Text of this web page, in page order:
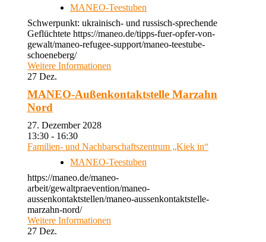
MANEO-Teestuben
Schwerpunkt: ukrainisch- und russisch-sprechende
Geflüchtete https://maneo.de/tipps-fuer-opfer-von-
gewalt/maneo-refugee-support/maneo-teestube-
schoeneberg/
Weitere Informationen
27 Dez.
MANEO-Außenkontaktstelle Marzahn
Nord
27. Dezember 2028
13:30 - 16:30
Familien- und Nachbarschaftszentrum „Kiek in“
MANEO-Teestuben
https://maneo.de/maneo-
arbeit/gewaltpraevention/maneo-
aussenkontaktstellen/maneo-aussenkontaktstelle-
marzahn-nord/
Weitere Informationen
27 Dez.